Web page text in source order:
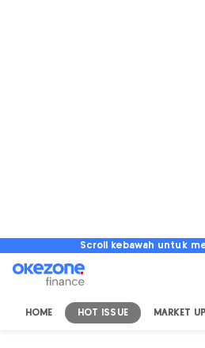
Scroll kebawah untuk
HOME HOT ISSUE MARKET